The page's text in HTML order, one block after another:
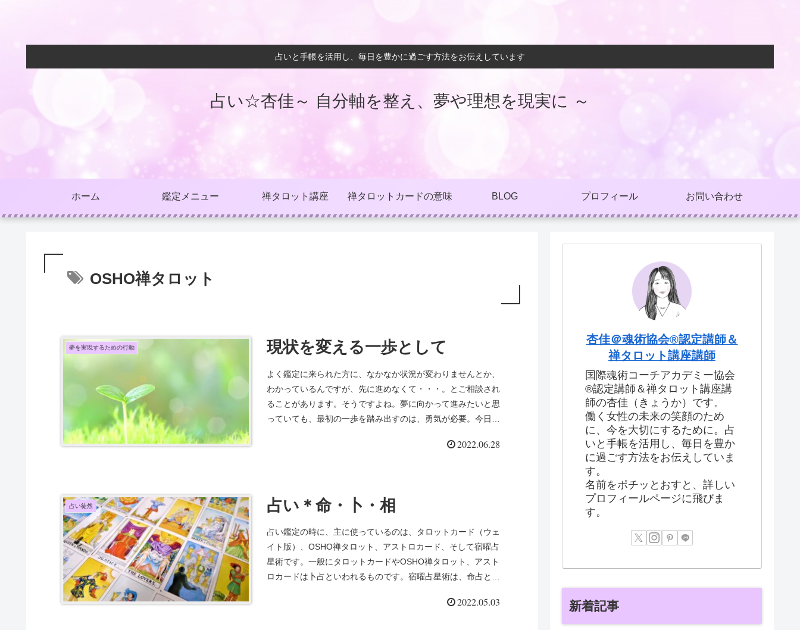
占いと手帳を活用し、毎日を豊かに過ごす方法をお伝えしています
占い☆杏佳～ 自分軸を整え、夢や理想を現実に ～
ホーム 鑑定メニュー 禅タロット講座 禅タロットカードの意味 BLOG プロフィール お問い合わせ
OSHO禅タロット
夢を実現するための行動 現状を変える一歩として
よく鑑定に来られた方に、なかなか状況が変わりませんとか、
わかっているんですが、先に進めなくて・・・。とご相談され
ることがあります。そうですよね。夢に向かって進みたいと思
っていても、最初の一歩を踏み出すのは、勇気が必要。今日こ
2022.06.28
占い徒然 占い＊命・卜・相
占い鑑定の時に、主に使っているのは、タロットカード（ウェ
イト版）、OSHO禅タロット、アストロカード、そして宿曜占
星術です。一般にタロットカードやOSHO禅タロット、アスト
ロカードは卜占といわれるものです。宿曜占星術は、命占とい
2022.05.03
杏佳＠魂術協会®認定講師＆
禅タロット講座講師
国際魂術コーチアカデミー協会
®認定講師＆禅タロット講座講
師の杏佳（きょうか）です。
働く女性の未来の笑顔のため
に、今を大切にするために。占
いと手帳を活用し、毎日を豊か
に過ごす方法をお伝えしていま
す。
名前をポチッとおすと、詳しい
プロフィールページに飛びま
す。
新着記事